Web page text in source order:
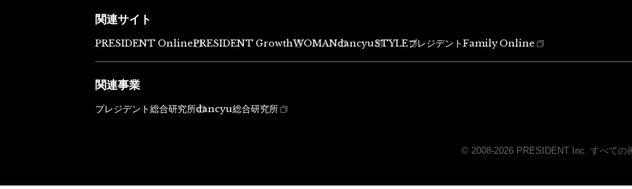
関連サイト
PRESIDENT OnlinePRESIDENT GrowthWOMANdancyuSTYLEプレジデントFamily Online
関連事業
プレジデント総合研究所dancyu総合研究所
© 2008-2026 PRESIDENT Inc. すべての